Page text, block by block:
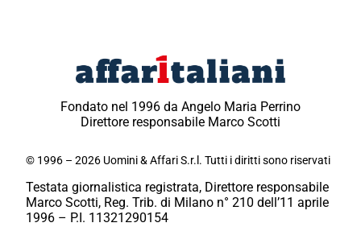
Fondato nel 1996 da Angelo Maria Perrino
Direttore responsabile Marco Scotti
© 1996 – 2026 Uomini & Affari S.r.l. Tutti i diritti sono riservati
Testata giornalistica registrata, Direttore responsabile
Marco Scotti, Reg. Trib. di Milano n° 210 dell’11 aprile
1996 – P.I. 11321290154